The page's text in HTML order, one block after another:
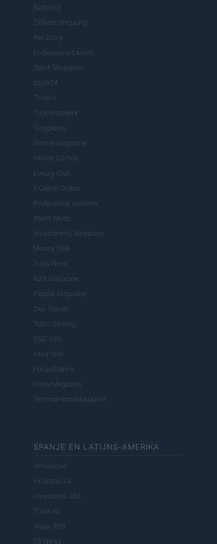
Notizie.it
Offerte Shopping
Pet Story
Professione Lavoro
Sport Magazine
Style24
Think.it
Tuobenessere
Viaggiamo
Nonne Magazine
Milano Cortina
Luxury Club
Il Calcio Online
Professione mamma
World Music
Investimenti Magazine
Money 365
Zona Nerd
B2B Magazine
People Magazine
Day Travel
Tutto Gaming
ESG 365
Food Wiki
FuturoDonna
HomeMagazine
SecondHomeMagazine
SPANJE EN LATIJNS-AMERIKA
Actualidad
Finanzas 24
Investindo 365
Think.es
Viajar 365
ES Newz